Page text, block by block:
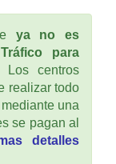
ya no es
para
Los centros
realizar todo
una
se pagan al
detalles